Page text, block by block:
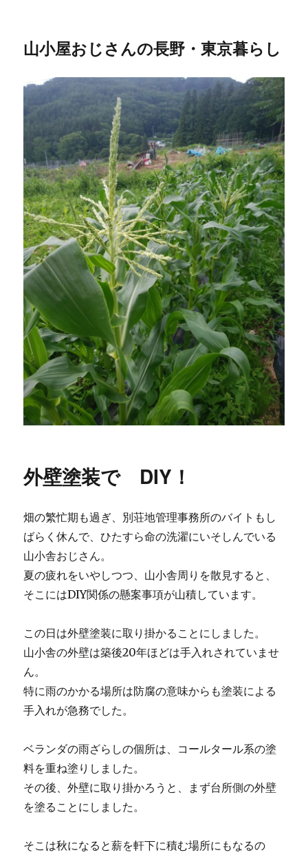
山小屋おじさんの長野・東京暮らし
外壁塗装で DIY！
畑の繁忙期も過ぎ、別荘地管理事務所のバイトもし
ばらく休んで、ひたすら命の洗濯にいそしんでいる
山小舎おじさん。
夏の疲れをいやしつつ、山小舎周りを散見すると、
そこにはDIY関係の懸案事項が山積しています。
この日は外壁塗装に取り掛かることにしました。
山小舎の外壁は築後20年ほどは手入れされていませ
ん。
特に雨のかかる場所は防腐の意味からも塗装による
手入れが急務でした。
ベランダの雨ざらしの個所は、コールタール系の塗
料を重ね塗りしました。
その後、外壁に取り掛かろうと、まず台所側の外壁
を塗ることにしました。
そこは秋になると薪を軒下に積む場所にもなるの